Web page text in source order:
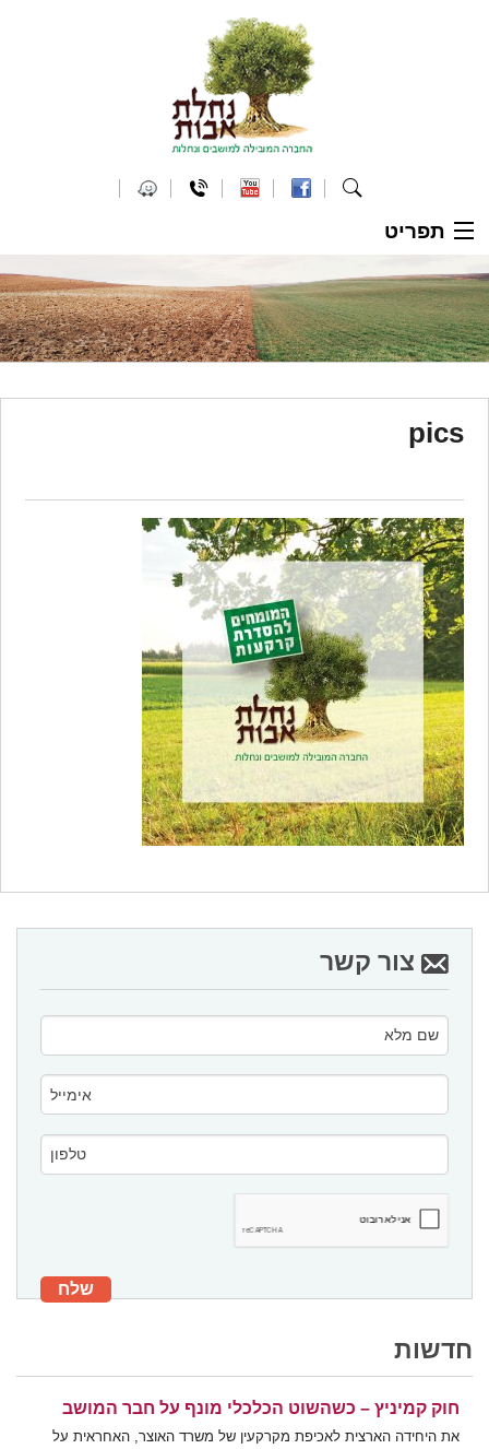
תפריט
ראשי
אודות
מי אנחנו
מעורבות חברתית
שביל ישראל
מבצעים
זכרון עד
הפרדת מגרש מנחלה
כנסים
צור קשר
pics
צור קשר
חדשות
חוק קמיניץ – כשהשוט הכלכלי מונף על חבר המושב
את היחידה הארצית לאכיפת מקרקעין של משרד האוצר, האחראית על